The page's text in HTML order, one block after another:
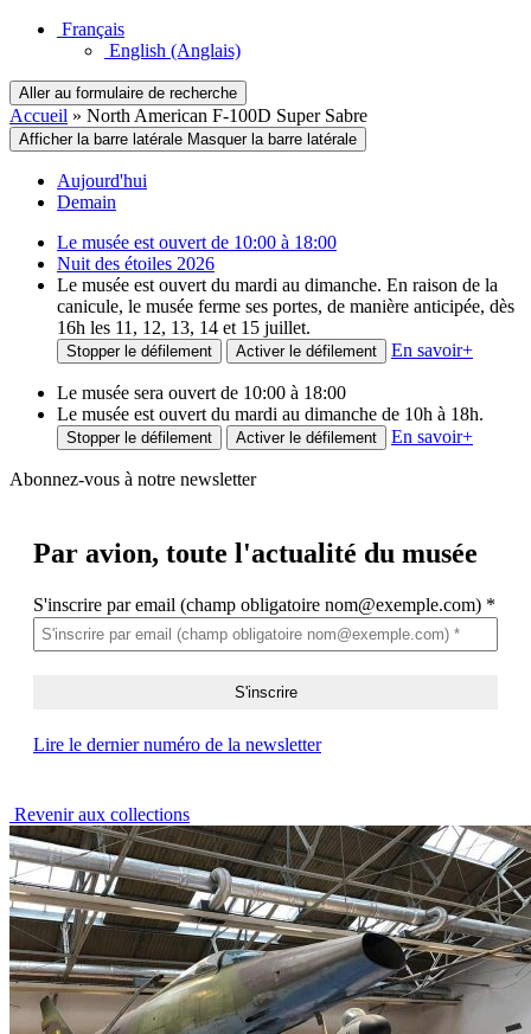
Français
English (Anglais)
Aller au formulaire de recherche
Accueil » North American F-100D Super Sabre
Afficher la barre latérale Masquer la barre latérale
Aujourd'hui
Demain
Le musée est ouvert de 10:00 à 18:00
Nuit des étoiles 2026
Le musée est ouvert du mardi au dimanche. En raison de la
canicule, le musée ferme ses portes, de manière anticipée, dès
16h les 11, 12, 13, 14 et 15 juillet.
Stopper le défilement Activer le défilement En savoir+
Le musée sera ouvert de 10:00 à 18:00
Le musée est ouvert du mardi au dimanche de 10h à 18h.
Stopper le défilement Activer le défilement En savoir+
Abonnez-vous à notre newsletter
Par avion, toute l'actualité du musée
S'inscrire par email (champ obligatoire nom@exemple.com) *
Lire le dernier numéro de la newsletter
Revenir aux collections